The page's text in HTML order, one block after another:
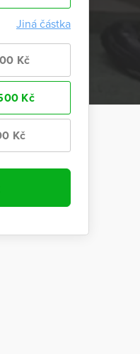
Jiná částka
Kč
Kč
Kč